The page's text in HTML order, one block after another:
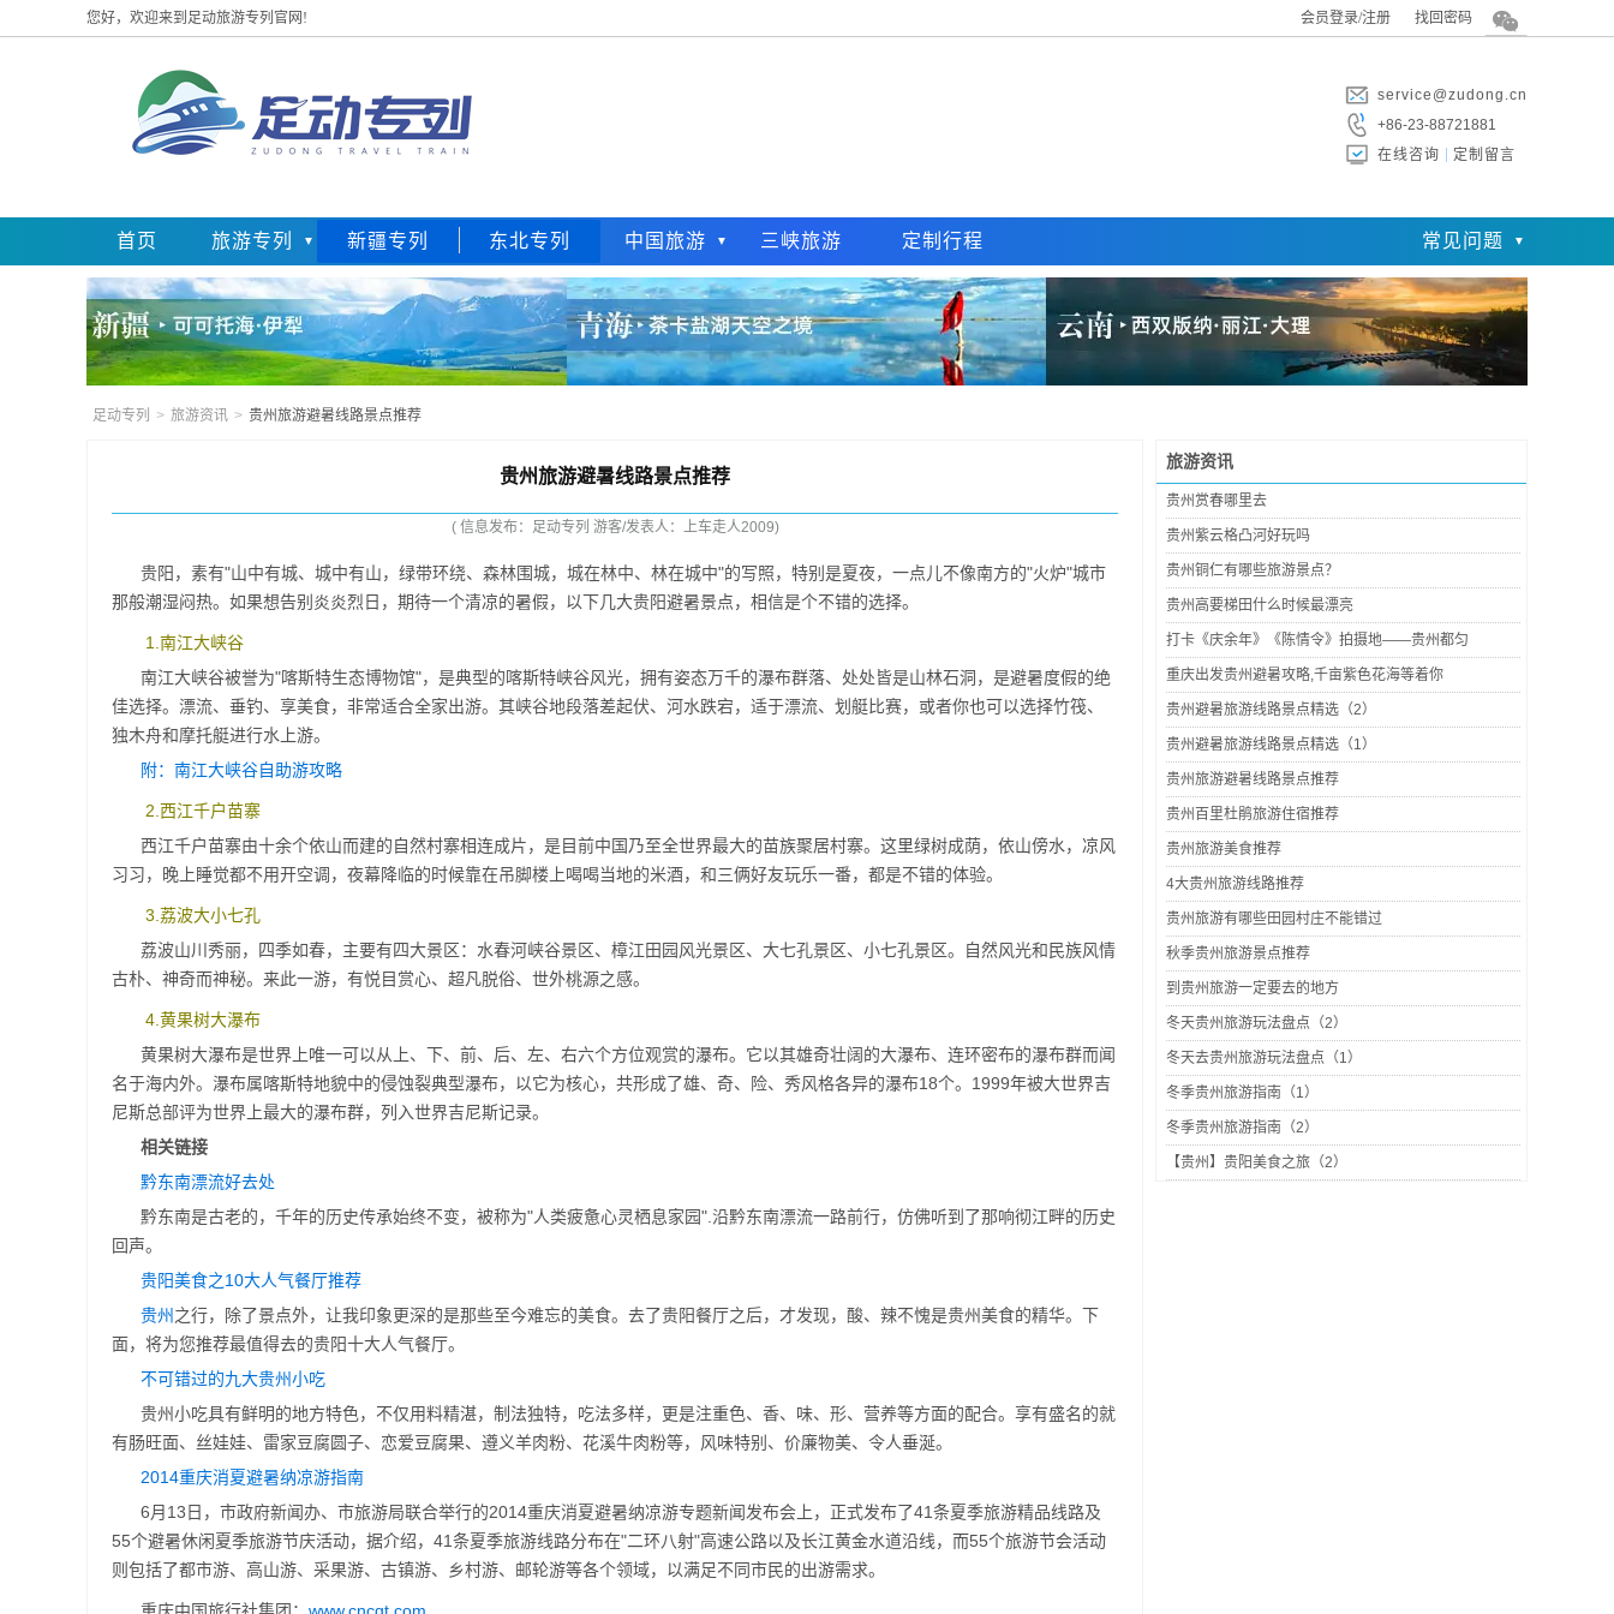
您好，欢迎来到足动旅游专列官网! 会员登录/注册 找回密码
service@zudong.cn
+86-23-88721881
在线咨询
定制留言
首页 旅游专列 新疆专列 东北专列 中国旅游 三峡旅游 定制行程 常见问题
足动专列 > 旅游资讯 > 贵州旅游避暑线路景点推荐
贵州旅游避暑线路景点推荐
( 信息发布：足动专列 游客/发表人：上车走人2009)
贵阳，素有"山中有城、城中有山，绿带环绕、森林围城，城在林中、林在城中"的写照，特别是夏夜，一点儿不像南方的"火炉"城市
那般潮湿闷热。如果想告别炎炎烈日，期待一个清凉的暑假，以下几大贵阳避暑景点，相信是个不错的选择。
1.南江大峡谷
南江大峡谷被誉为"喀斯特生态博物馆"，是典型的喀斯特峡谷风光，拥有姿态万千的瀑布群落、处处皆是山林石洞，是避暑度假的绝
佳选择。漂流、垂钓、享美食，非常适合全家出游。其峡谷地段落差起伏、河水跌宕，适于漂流、划艇比赛，或者你也可以选择竹筏、
独木舟和摩托艇进行水上游。
附：南江大峡谷自助游攻略
2.西江千户苗寨
西江千户苗寨由十余个依山而建的自然村寨相连成片，是目前中国乃至全世界最大的苗族聚居村寨。这里绿树成荫，依山傍水，凉风
习习，晚上睡觉都不用开空调，夜幕降临的时候靠在吊脚楼上喝喝当地的米酒，和三俩好友玩乐一番，都是不错的体验。
3.荔波大小七孔
荔波山川秀丽，四季如春，主要有四大景区：水春河峡谷景区、樟江田园风光景区、大七孔景区、小七孔景区。自然风光和民族风情
古朴、神奇而神秘。来此一游，有悦目赏心、超凡脱俗、世外桃源之感。
4.黄果树大瀑布
黄果树大瀑布是世界上唯一可以从上、下、前、后、左、右六个方位观赏的瀑布。它以其雄奇壮阔的大瀑布、连环密布的瀑布群而闻
名于海内外。瀑布属喀斯特地貌中的侵蚀裂典型瀑布，以它为核心，共形成了雄、奇、险、秀风格各异的瀑布18个。1999年被大世界吉
尼斯总部评为世界上最大的瀑布群，列入世界吉尼斯记录。
相关链接
黔东南漂流好去处
黔东南是古老的，千年的历史传承始终不变，被称为"人类疲惫心灵栖息家园".沿黔东南漂流一路前行，仿佛听到了那响彻江畔的历史
回声。
贵阳美食之10大人气餐厅推荐
贵州 之行，除了景点外，让我印象更深的是那些至今难忘的美食。去了贵阳餐厅之后，才发现，酸、辣不愧是贵州美食的精华。下
面，将为您推荐最值得去的贵阳十大人气餐厅。
不可错过的九大贵州小吃
贵州小吃具有鲜明的地方特色，不仅用料精湛，制法独特，吃法多样，更是注重色、香、味、形、营养等方面的配合。享有盛名的就
有肠旺面、丝娃娃、雷家豆腐圆子、恋爱豆腐果、遵义羊肉粉、花溪牛肉粉等，风味特别、价廉物美、令人垂涎。
2014重庆消夏避暑纳凉游指南
6月13日，市政府新闻办、市旅游局联合举行的2014重庆消夏避暑纳凉游专题新闻发布会上，正式发布了41条夏季旅游精品线路及
55个避暑休闲夏季旅游节庆活动，据介绍，41条夏季旅游线路分布在"二环八射"高速公路以及长江黄金水道沿线，而55个旅游节会活动
则包括了都市游、高山游、采果游、古镇游、乡村游、邮轮游等各个领域，以满足不同市民的出游需求。
旅游资讯
贵州赏春哪里去
贵州紫云格凸河好玩吗
贵州铜仁有哪些旅游景点？
贵州高要梯田什么时候最漂亮
打卡《庆余年》《陈情令》拍摄地——贵州都匀
重庆出发贵州避暑攻略,千亩紫色花海等着你
贵州避暑旅游线路景点精选（2）
贵州避暑旅游线路景点精选（1）
贵州旅游避暑线路景点推荐
贵州百里杜鹃旅游住宿推荐
贵州旅游美食推荐
4大贵州旅游线路推荐
贵州旅游有哪些田园村庄不能错过
秋季贵州旅游景点推荐
到贵州旅游一定要去的地方
冬天贵州旅游玩法盘点（2）
冬天去贵州旅游玩法盘点（1）
冬季贵州旅游指南（1）
冬季贵州旅游指南（2）
【贵州】贵阳美食之旅（2）